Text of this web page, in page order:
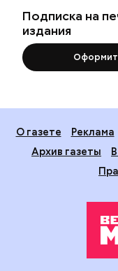
Подписка на
издания
О газете Реклама
Архив газеты